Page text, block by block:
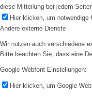
diese Mitteilung bei jedem
Hier klicken, um notwendige
Andere externe Dienste
Wir nutzen auch verschiedene
Bitte beachten Sie, dass eine
Google Webfont Einstellungen:
Hier klicken, um Google